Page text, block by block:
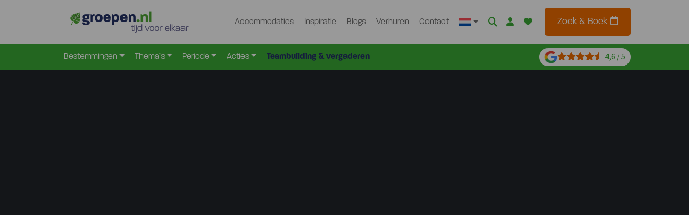
Accommodaties Inspiratie Blogs Verhuren Contact Zoek & Boek
Bestemmingen Thema’s Periode Acties Teambuilding & vergaderen 4,6 / 5